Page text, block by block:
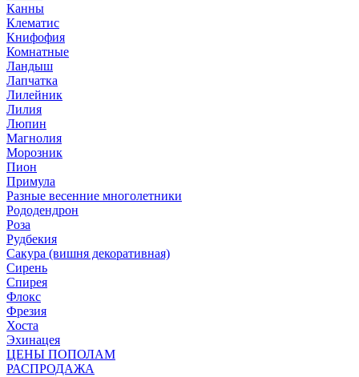
Канны
Клематис
Книфофия
Комнатные
Ландыш
Лапчатка
Лилейник
Лилия
Люпин
Магнолия
Морозник
Пион
Примула
Разные весенние многолетники
Рододендрон
Роза
Рудбекия
Сакура (вишня декоративная)
Сирень
Спирея
Флокс
Фрезия
Хоста
Эхинацея
ЦЕНЫ ПОПОЛАМ
РАСПРОДАЖА